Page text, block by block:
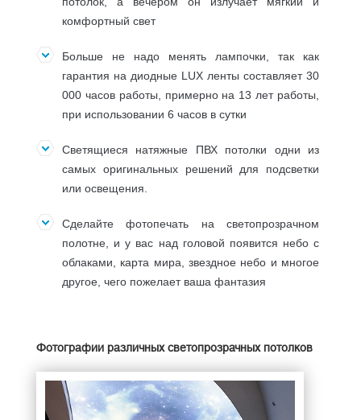
комфортный свет
Больше не надо менять лампочки, так как
гарантия на диодные LUX ленты составляет 30
000 часов работы, примерно на 13 лет работы,
при использовании 6 часов в сутки
Светящиеся натяжные ПВХ потолки одни из
самых оригинальных решений для подсветки
или освещения.
Сделайте фотопечать на светопрозрачном
полотне, и у вас над головой появится небо с
облаками, карта мира, звездное небо и многое
другое, чего пожелает ваша фантазия
Фотографии различных светопрозрачных потолков